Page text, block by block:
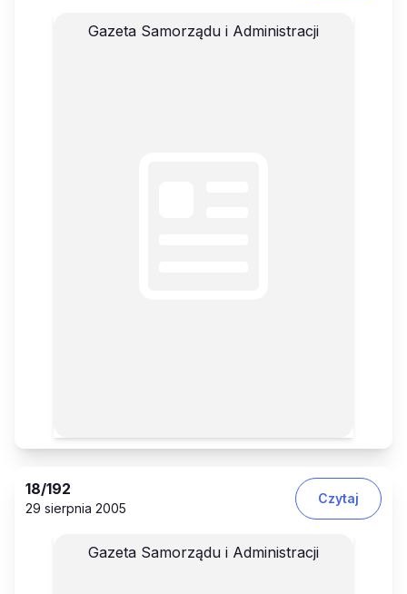
Gazeta Samorządu i Administracji
18/192
29 sierpnia 2005
Czytaj
Gazeta Samorządu i Administracji